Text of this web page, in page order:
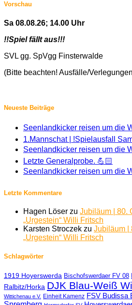
Vorschau
Sa 08.08.26; 14.00 Uhr
!!Spiel fällt aus!!!
SVL gg. SpVgg Finsterwalde
(Bitte beachten! Ausfälle/
Neueste Beiträge
Seenlandkicker reisen um die
1.Mannschat | !Spielausfall
Seenlandkicker reisen um die
Letzte Generalprobe. 💪🏻
Seenlandkicker reisen um die
Letzte Kommentare
Hagen Löser zu Jubiläum | 80.
„Urgestein“ Willi Fritsch
Karsten Stroczek zu Jubiläum |
„Urgestein“ Willi Fritsch
Schlagwörter
1919 Hoyerswerda Bischofswerdaer FV 08
Ralbitz/Horka DJK Blau-Weiß
Wittichenau e.V. Einheit Kamenz FSV Budissa